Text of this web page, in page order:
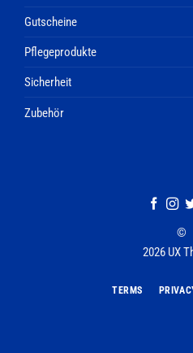
Gutscheine
Pflegeprodukte
Sicherheit
Zubehör
©
2026 UX
TERMS